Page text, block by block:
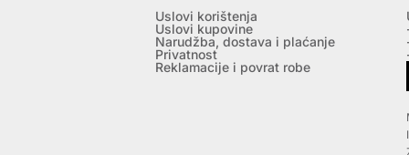
Uslovi korištenja
Uslovi kupovine
Narudžba, dostava i plaćanje
Privatnost
Reklamacije i povrat robe